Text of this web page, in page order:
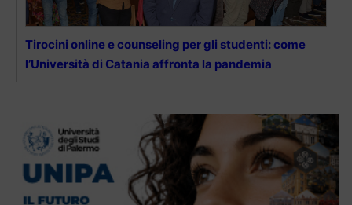
Tirocini online e counseling per gli studenti: come
l’Università di Catania affronta la pandemia